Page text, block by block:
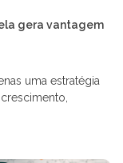
gera vantagem
uma estratégia